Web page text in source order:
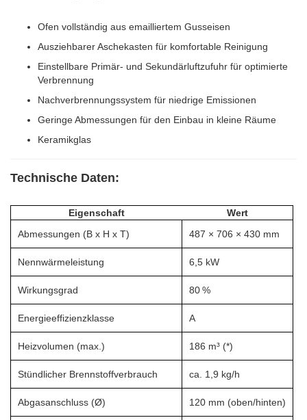
Ofen vollständig aus emailliertem Gusseisen
Ausziehbarer Aschekasten für komfortable Reinigung
Einstellbare Primär- und Sekundärluftzufuhr für optimierte
Verbrennung
Nachverbrennungssystem für niedrige Emissionen
Geringe Abmessungen für den Einbau in kleine Räume
Keramikglas
Technische Daten:
Eigenschaft
Wert
Abmessungen (B x H x T)
487 × 706 × 430 mm
Nennwärmeleistung 6,5 kW
Wirkungsgrad 80 %
Energieeffizienzklasse A
Heizvolumen (max.) 186 m³ (*)
Stündlicher Brennstoffverbrauch ca. 1,9 kg/h
Abgasanschluss (Ø) 120 mm (oben/hinten)